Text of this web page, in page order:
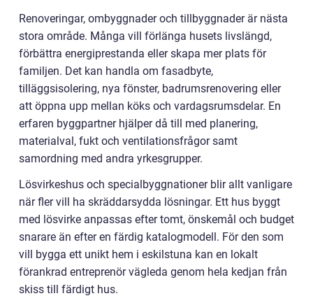
Renoveringar, ombyggnader och tillbyggnader är nästa
stora område. Många vill förlänga husets livslängd,
förbättra energiprestanda eller skapa mer plats för
familjen. Det kan handla om fasadbyte,
tilläggsisolering, nya fönster, badrumsrenovering eller
att öppna upp mellan köks och vardagsrumsdelar. En
erfaren byggpartner hjälper då till med planering,
materialval, fukt och ventilationsfrågor samt
samordning med andra yrkesgrupper.
Lösvirkeshus och specialbyggnationer blir allt vanligare
när fler vill ha skräddarsydda lösningar. Ett hus byggt
med lösvirke anpassas efter tomt, önskemål och budget
snarare än efter en färdig katalogmodell. För den som
vill bygga ett unikt hem i eskilstuna kan en lokalt
förankrad entreprenör vägleda genom hela kedjan från
skiss till färdigt hus.